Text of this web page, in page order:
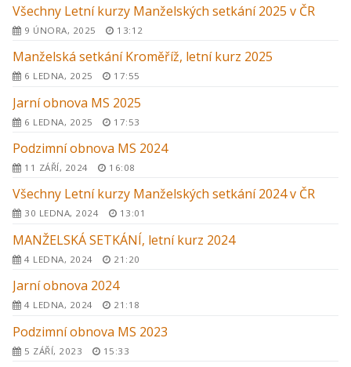
Všechny Letní kurzy Manželských setkání 2025 v ČR
9 ÚNORA, 2025 13:12
Manželská setkání Kroměříž, letní kurz 2025
6 LEDNA, 2025 17:55
Jarní obnova MS 2025
6 LEDNA, 2025 17:53
Podzimní obnova MS 2024
11 ZÁŘÍ, 2024 16:08
Všechny Letní kurzy Manželských setkání 2024 v ČR
30 LEDNA, 2024 13:01
MANŽELSKÁ SETKÁNÍ, letní kurz 2024
4 LEDNA, 2024 21:20
Jarní obnova 2024
4 LEDNA, 2024 21:18
Podzimní obnova MS 2023
5 ZÁŘÍ, 2023 15:33